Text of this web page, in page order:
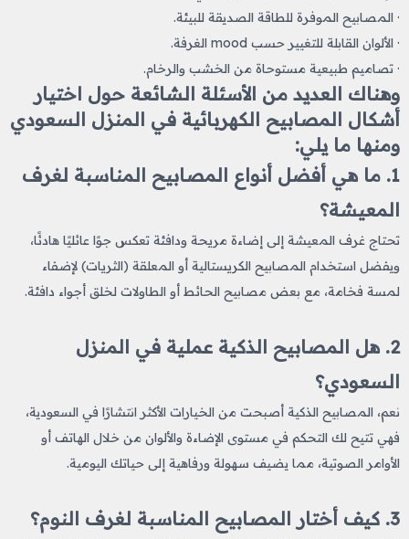
· المصابيح الموفرة للطاقة الصديقة للبيئة.
· الألوان القابلة للتغيير حسب mood الغرفة.
· تصاميم طبيعية مستوحاة من الخشب والرخام.
وهناك العديد من الأسئلة الشائعة حول اختيار
أشكال المصابيح الكهربائية في المنزل السعودي
ومنها ما يلي:
1. ما هي أفضل أنواع المصابيح المناسبة لغرف
المعيشة؟
تحتاج غرف المعيشة إلى إضاءة مريحة ودافئة تعكس جوًا عائليًا هادئًا،
ويفضل استخدام المصابيح الكريستالية أو المعلقة (الثريات) لإضفاء
لمسة فخامة، مع بعض مصابيح الحائط أو الطاولات لخلق أجواء دافئة.
2. هل المصابيح الذكية عملية في المنزل
السعودي؟
نعم، المصابيح الذكية أصبحت من الخيارات الأكثر انتشارًا في السعودية،
فهي تتيح لك التحكم في مستوى الإضاءة والألوان من خلال الهاتف أو
الأوامر الصوتية، مما يضيف سهولة ورفاهية إلى حياتك اليومية.
3. كيف أختار المصابيح المناسبة لغرف النوم؟